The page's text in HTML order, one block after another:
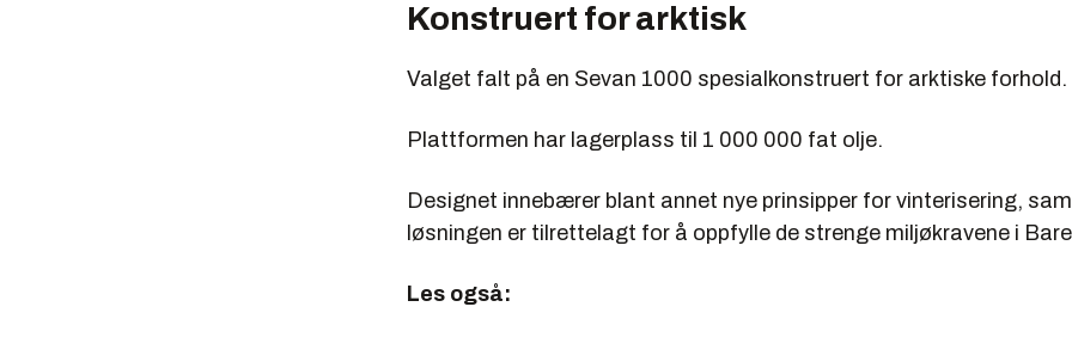
Konstruert for arktisk
Valget falt på en Sevan 1000 spesialkonstruert for arktiske forhold.
Plattformen har lagerplass til 1 000 000 fat olje.
Designet innebærer blant annet nye prinsipper for vinterisering,
løsningen er tilrettelagt for å oppfylle de strenge miljøkravene i
Les også: